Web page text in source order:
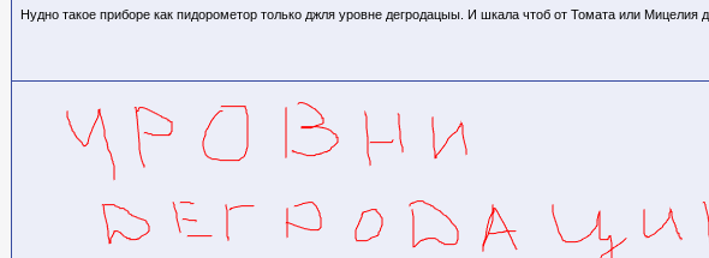
Нудно такое приборе как пидорометор только джля уровне дегродацыы. И шкала чтоб от Томата или Мицелия